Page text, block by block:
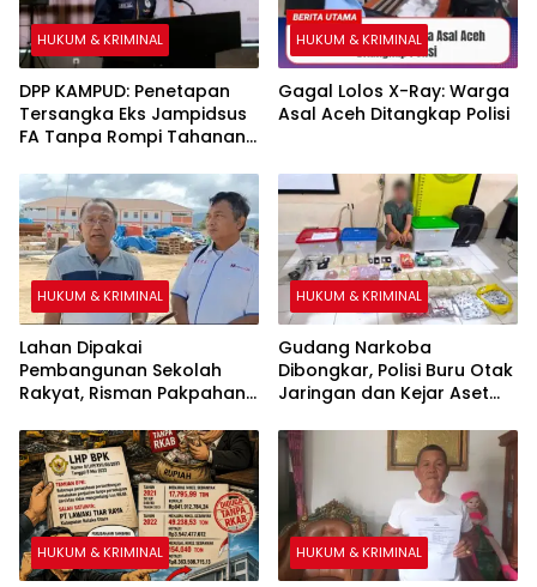
HUKUM & KRIMINAL
DPP KAMPUD: Penetapan
Tersangka Eks Jampidsus
FA Tanpa Rompi Tahanan
Khusus
HUKUM & KRIMINAL
Gagal Lolos X-Ray: Warga
Asal Aceh Ditangkap Polisi
HUKUM & KRIMINAL
Lahan Dipakai
Pembangunan Sekolah
Rakyat, Risman Pakpahan
Rugi Ke Kemensos RI
HUKUM & KRIMINAL
Gudang Narkoba
Dibongkar, Polisi Buru Otak
Jaringan dan Kejar Aset
HUKUM & KRIMINAL HUKUM & KRIMINAL